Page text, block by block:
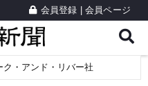
会員登録 会員ページ
ク・アンド・リバー社